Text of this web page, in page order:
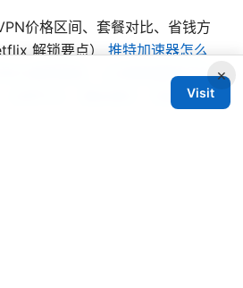
价格区间、套餐对比、省钱方
解锁要点）推特加速器怎么
与使用指南，让你畅游推特无阻
全球节点、隐私保护、低延迟、
×
Visit